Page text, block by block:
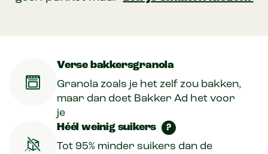
Verse bakkersgranola
Granola zoals je het zelf zou bakken,
maar dan doet Bakker Ad het voor
je
Héél weinig suikers
?
Tot 95% minder suikers dan de